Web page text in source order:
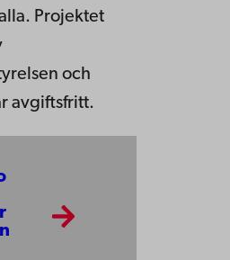
Projektet
och
avgiftsfritt.